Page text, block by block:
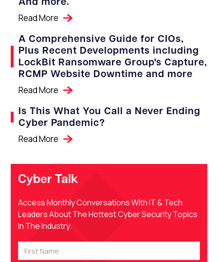
And more.
Read More
A Comprehensive Guide for CIOs,
Plus Recent Developments including
LockBit Ransomware Group's Capture,
RCMP Website Downtime and more
Read More
Is This What You Call a Never Ending
Cyber Pandemic?
Read More
Cyber Talk
Access Monthly Conversations With IT & Tech
Leaders About The Hottest Cyber Security Topics
In The Industry.